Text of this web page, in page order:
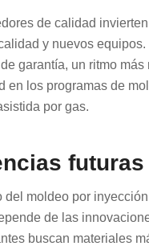
de calidad
y nuevos
garantía, un ritmo más
en los programas de
por gas.
futuras
del moldeo por
de las
buscan materiales